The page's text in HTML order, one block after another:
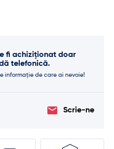
fi achiziționat doar
telefonică.
informație de care ai nevoie!
Scrie-ne